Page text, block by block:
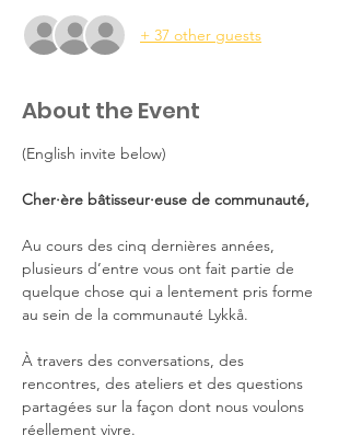
+ 37 other guests
About the Event
(English invite below)
Cher·ère bâtisseur·euse de communauté,
Au cours des cinq dernières années,
plusieurs d’entre vous ont fait partie de
quelque chose qui a lentement pris forme
au sein de la communauté Lykkå.
À travers des conversations, des
rencontres, des ateliers et des questions
partagées sur la façon dont nous voulons
réellement vivre.